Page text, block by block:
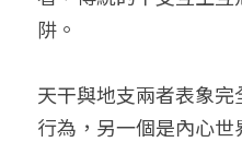
團隊訓練營
五行八字線上
阱。
天干與地支兩者表象
行為，另一個是內心